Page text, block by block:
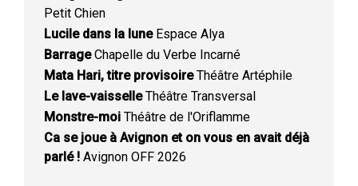
Petit Chien
Lucile dans la luneEspace Alya
BarrageChapelle du Verbe Incarné
Mata Hari, titre provisoireThéâtre Artéphile
Le lave-vaisselleThéâtre Transversal
Monstre-moi Théâtre de l'Oriflamme
Ca se joue à Avignon et on vous en avait déjà
parlé ! Avignon OFF 2026